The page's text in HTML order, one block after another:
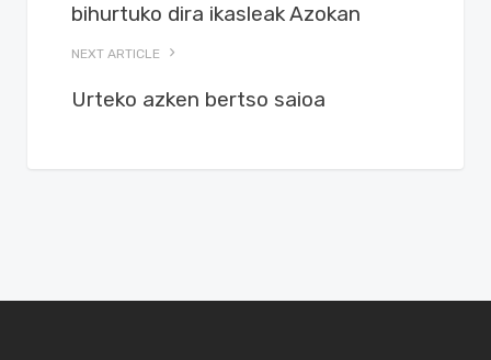
bihurtuko dira ikasleak Azokan
NEXT ARTICLE
Urteko azken bertso saioa